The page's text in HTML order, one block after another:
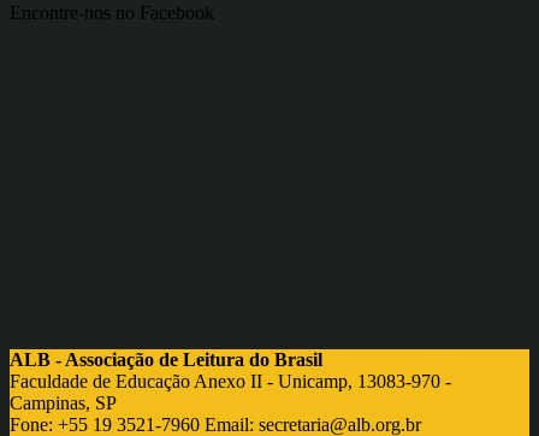
Encontre-nos no Facebook
ALB - Associação de Leitura do Brasil
Faculdade de Educação Anexo II - Unicamp, 13083-970 -
Campinas, SP
Fone: +55 19 3521-7960 Email: secretaria@alb.org.br